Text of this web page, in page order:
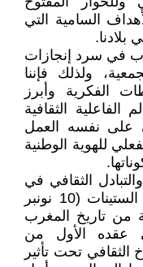
السامية التي
بلادنا.
في سرد إنجازات
ولذلك فإننا
الفكرية وأبرز
الفاعلية الثقافية
على نفسه العمل
للهوية الوطنية
الثقافي في
الفضاء الثقافي المغربي في أواخر الستينات (10 نونبر
من تاريخ المغرب
عقده الأول من
الثقافي تحت تأثير